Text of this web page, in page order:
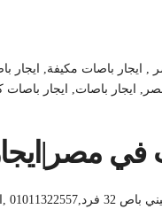
, ايجار باصات مكيفة, ايجار
ايجار باصات, ايجار باصات
في
ايجار باص كوستر